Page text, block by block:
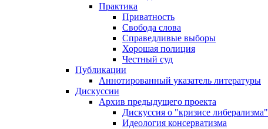
Практика
Приватность
Свобода слова
Справедливые выборы
Хорошая полиция
Честный суд
Публикации
Аннотированный указатель литературы
Дискуссии
Архив предыдущего проекта
Дискуссия о "кризисе либерализма"
Идеология консерватизма